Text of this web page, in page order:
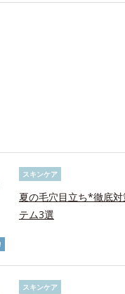
スキンケア
夏の毛穴目立ち*徹底
テム3選
スキンケア